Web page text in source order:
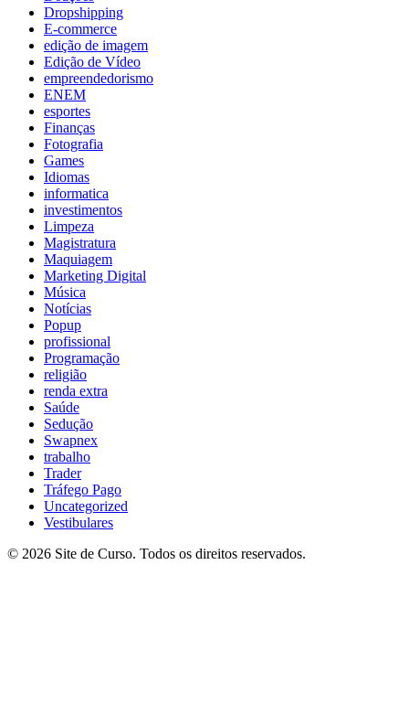
Dropshipping
E-commerce
edição de imagem
Edição de Vídeo
empreendedorismo
ENEM
esportes
Finanças
Fotografia
Games
Idiomas
informatica
investimentos
Limpeza
Magistratura
Maquiagem
Marketing Digital
Música
Notícias
Popup
profissional
Programação
religião
renda extra
Saúde
Sedução
Swapnex
trabalho
Trader
Tráfego Pago
Uncategorized
Vestibulares
© 2026 Site de Curso. Todos os direitos reservados.